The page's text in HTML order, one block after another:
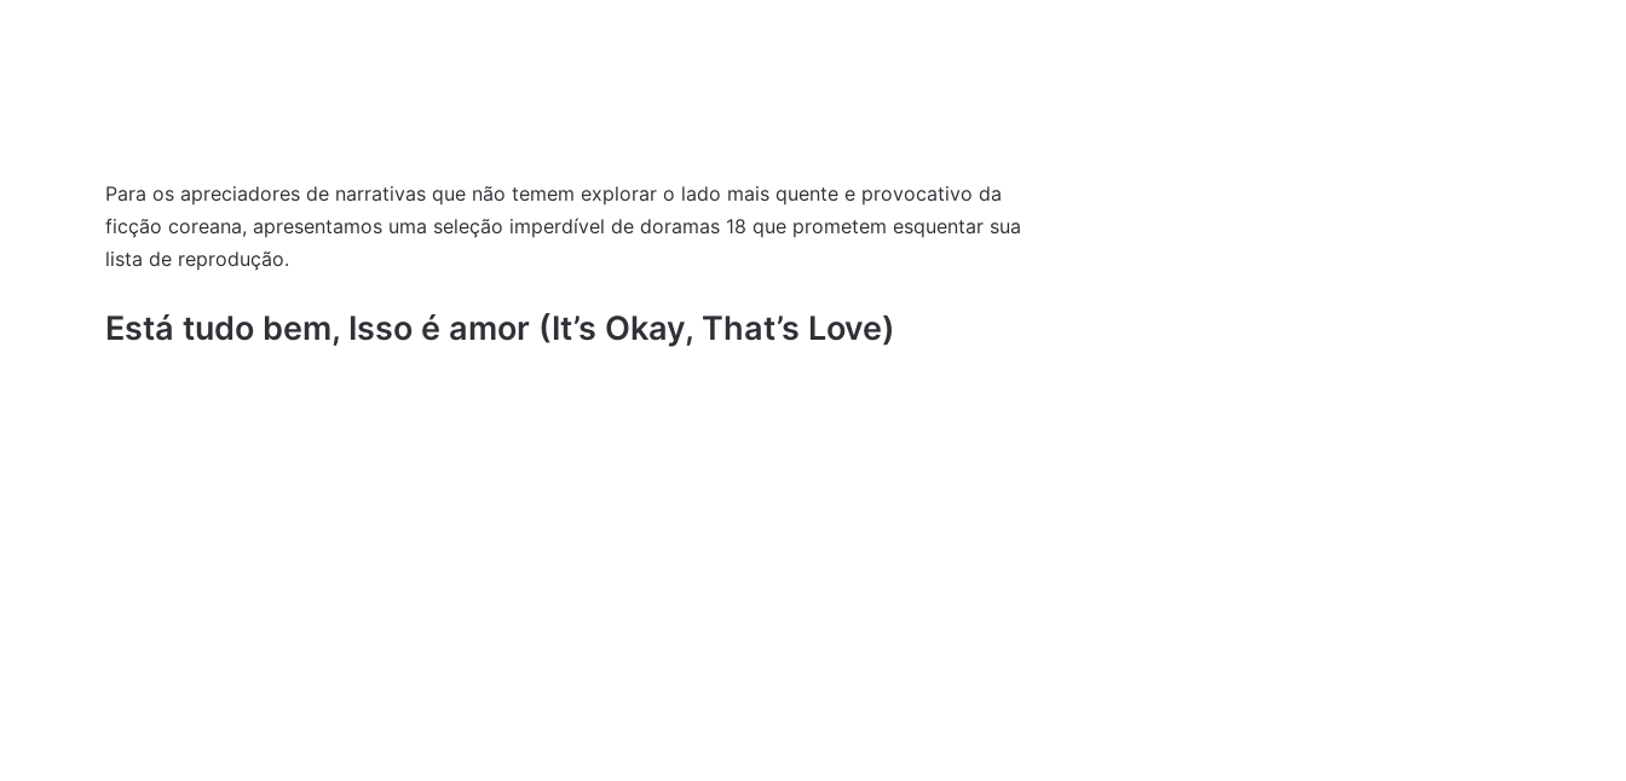
Para os apreciadores de narrativas que não temem explorar o lado mais quente e provocativo da
ficção coreana, apresentamos uma seleção imperdível de doramas 18 que prometem esquentar sua
lista de reprodução.
Está tudo bem, Isso é amor (It’s Okay, That’s Love)